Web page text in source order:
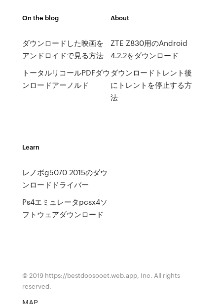
On the blog
ダウンロードした映画を
アンドロイドで見る方法
トータルリコールPDFダウ
ンロードアーノルド
About
ZTE Z830用のAndroid
4.2.2をダウンロード
ダウンロードトレント後
にトレントを停止する方
法
Learn
レノボg5070 2015のダウ
ンロードドライバー
Ps4エミュレータpcsx4ソ
フトウェアダウンロード
© 2019 https://bestdocsooet.web.app, Inc. All rights
reserved.